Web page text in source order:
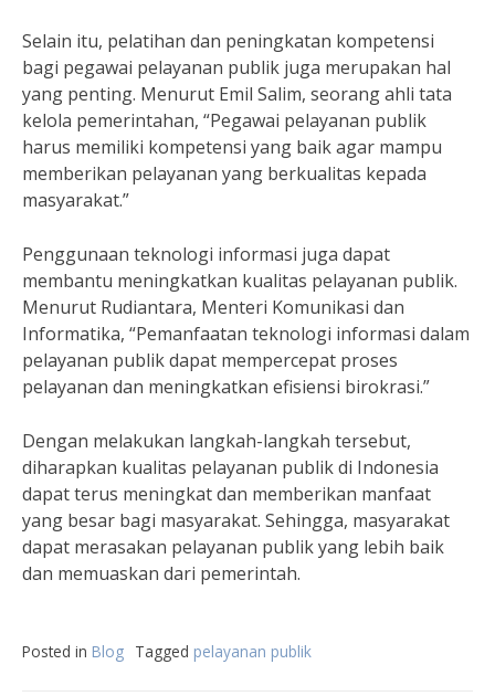
Selain itu, pelatihan dan peningkatan kompetensi
bagi pegawai pelayanan publik juga merupakan hal
yang penting. Menurut Emil Salim, seorang ahli tata
kelola pemerintahan, “Pegawai pelayanan publik
harus memiliki kompetensi yang baik agar mampu
memberikan pelayanan yang berkualitas kepada
masyarakat.”
Penggunaan teknologi informasi juga dapat
membantu meningkatkan kualitas pelayanan publik.
Menurut Rudiantara, Menteri Komunikasi dan
Informatika, “Pemanfaatan teknologi informasi dalam
pelayanan publik dapat mempercepat proses
pelayanan dan meningkatkan efisiensi birokrasi.”
Dengan melakukan langkah-langkah tersebut,
diharapkan kualitas pelayanan publik di Indonesia
dapat terus meningkat dan memberikan manfaat
yang besar bagi masyarakat. Sehingga, masyarakat
dapat merasakan pelayanan publik yang lebih baik
dan memuaskan dari pemerintah.
Posted in Blog Tagged pelayanan publik